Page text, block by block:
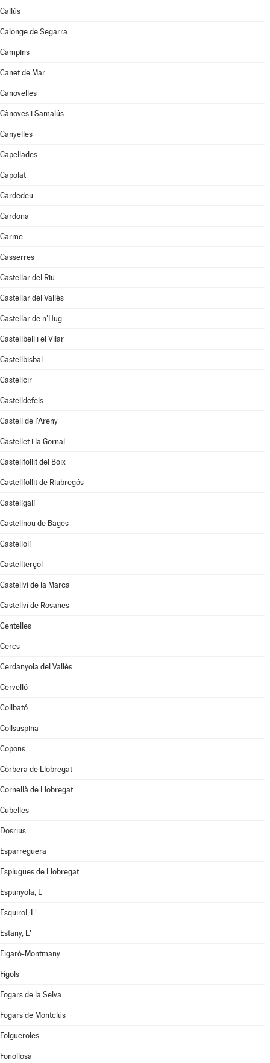
Callús
Calonge de Segarra
Campins
Canet de Mar
Canovelles
Cànoves i Samalús
Canyelles
Capellades
Capolat
Cardedeu
Cardona
Carme
Casserres
Castellar del Riu
Castellar del Vallès
Castellar de n'Hug
Castellbell i el Vilar
Castellbisbal
Castellcir
Castelldefels
Castell de l'Areny
Castellet i la Gornal
Castellfollit del Boix
Castellfollit de Riubregós
Castellgalí
Castellnou de Bages
Castellolí
Castellterçol
Castellví de la Marca
Castellví de Rosanes
Centelles
Cercs
Cerdanyola del Vallès
Cervelló
Collbató
Collsuspina
Copons
Corbera de Llobregat
Cornellà de Llobregat
Cubelles
Dosrius
Esparreguera
Esplugues de Llobregat
Espunyola, L'
Esquirol, L'
Estany, L'
Figaró-Montmany
Fígols
Fogars de la Selva
Fogars de Montclús
Folgueroles
Fonollosa